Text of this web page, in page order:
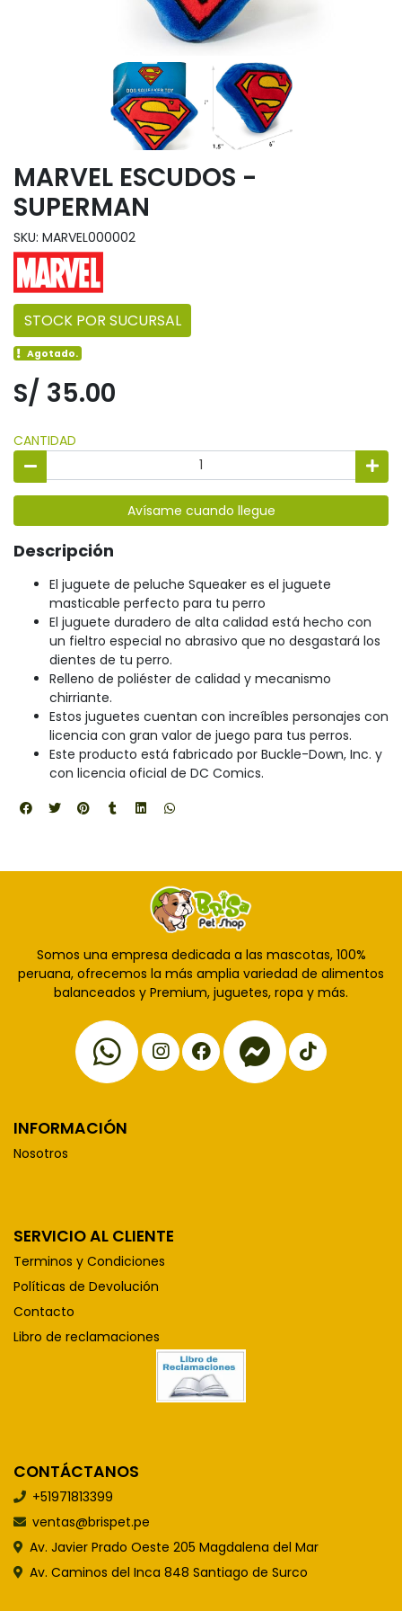
MARVEL ESCUDOS -
SUPERMAN
SKU: MARVEL000002
STOCK POR SUCURSAL
Agotado.
S/ 35.00
CANTIDAD
Avísame cuando llegue
Descripción
El juguete de peluche Squeaker es el juguete
masticable perfecto para tu perro
El juguete duradero de alta calidad está hecho con
un fieltro especial no abrasivo que no desgastará los
dientes de tu perro.
Relleno de poliéster de calidad y mecanismo
chirriante.
Estos juguetes cuentan con increíbles personajes con
licencia con gran valor de juego para tus perros.
Este producto está fabricado por Buckle-Down, Inc. y
con licencia oficial de DC Comics.
Somos una empresa dedicada a las mascotas, 100%
peruana, ofrecemos la más amplia variedad de alimentos
balanceados y Premium, juguetes, ropa y más.
INFORMACIÓN
Nosotros
SERVICIO AL CLIENTE
Terminos y Condiciones
Políticas de Devolución
Contacto
Libro de reclamaciones
CONTÁCTANOS
+51971813399
ventas@brispet.pe
Av. Javier Prado Oeste 205 Magdalena del Mar
Av. Caminos del Inca 848 Santiago de Surco